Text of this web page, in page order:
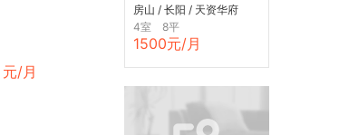
元/月
房山 / 长阳 / 天资华府
4室 8平
1500元/月